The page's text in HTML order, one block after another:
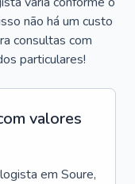
não há um custo
consultas com
particulares!
valores
em Soure,